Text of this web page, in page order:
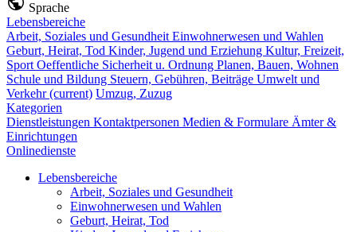
Sprache
Lebensbereiche
Arbeit, Soziales und Gesundheit Einwohnerwesen und Wahlen
Geburt, Heirat, Tod Kinder, Jugend und Erziehung Kultur, Freizeit,
Sport Oeffentliche Sicherheit u. Ordnung Planen, Bauen, Wohnen
Schule und Bildung Steuern, Gebühren, Beiträge Umwelt und
Verkehr(current) Umzug, Zuzug
Kategorien
Dienstleistungen Kontaktpersonen Medien & Formulare Ämter &
Einrichtungen
Onlinedienste
Lebensbereiche
Arbeit, Soziales und Gesundheit
Einwohnerwesen und Wahlen
Geburt, Heirat, Tod